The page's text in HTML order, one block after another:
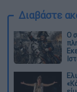
Διαβάστε
O